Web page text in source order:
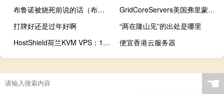
布鲁诺被烧死前说的话（布鲁诺被烧死的故事）
GridCoreServers美国弗里蒙特仅IPv6 VPS：0.99美元/月，10美元/年
打牌好还是过年好啊
“两在隆山见”的出处是哪里
HostShield荷兰KVM VPS：1核1G/40GB SSD/3TB月流量/1Gbps带宽/13.99美元/年，支持支付宝
便宜香港云服务器
☚